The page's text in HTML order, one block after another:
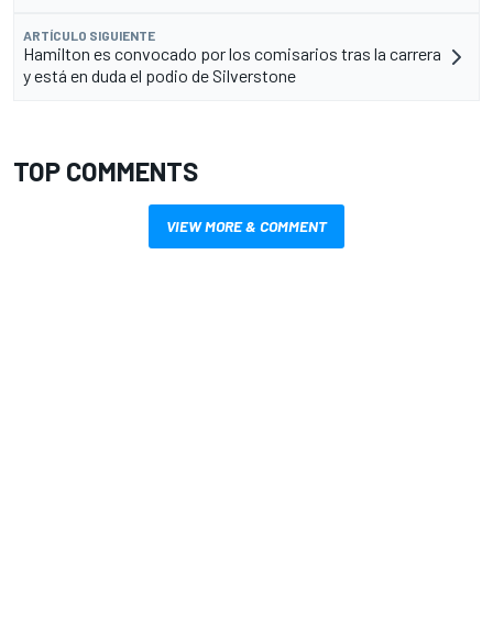
ARTÍCULO SIGUIENTE
Hamilton es convocado por los comisarios tras la carrera
y está en duda el podio de Silverstone
TOP COMMENTS
VIEW MORE & COMMENT